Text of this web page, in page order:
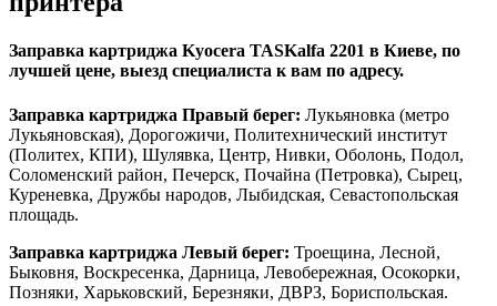
Заправка картриджа Kyocera TASKalfa 2201 в Киеве, по
лучшей цене, выезд специалиста к вам по адресу.
Заправка картриджа Правый берег: Лукьяновка (метро
Лукьяновская), Дорогожичи, Политехнический институт
(Политех, КПИ), Шулявка, Центр, Нивки, Оболонь, Подол,
Соломенский район, Печерск, Почайна (Петровка), Сырец,
Куреневка, Дружбы народов, Лыбидская, Севастопольская
площадь.
Заправка картриджа Левый берег: Троещина, Лесной,
Быковня, Воскресенка, Дарница, Левобережная, Осокорки,
Позняки, Харьковский, Березняки, ДВРЗ, Бориспольская.